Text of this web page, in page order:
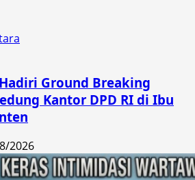
Ground Breaking
Kantor DPD RI di Ibu
2026